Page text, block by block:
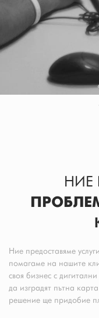
НИЕ
Ние предоставяме
помагаме на нашите
своя бизнес с
да изградят пътна
решение ще придобие